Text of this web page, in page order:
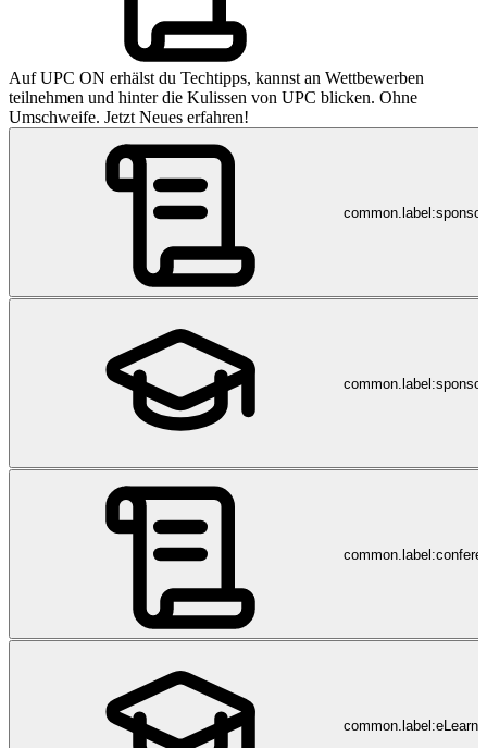
Auf UPC ON erhälst du Techtipps, kannst an Wettbewerben
teilnehmen und hinter die Kulissen von UPC blicken. Ohne
Umschweife. Jetzt Neues erfahren!